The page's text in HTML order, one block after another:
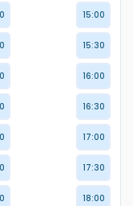
15:00
15:30
16:00
16:30
17:00
17:30
18:00